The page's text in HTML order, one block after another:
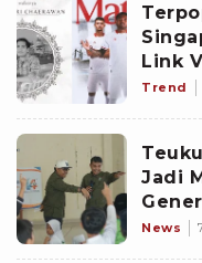
Link
Trend
Jadi
News